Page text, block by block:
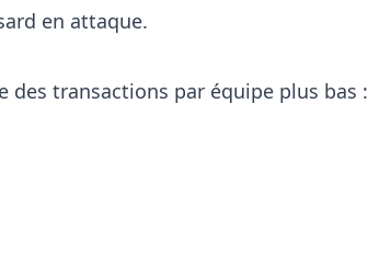
en attaque.
des transactions par équipe plus bas :